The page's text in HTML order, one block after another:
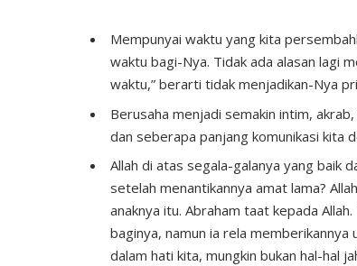
Mempunyai waktu yang kita
waktu bagi-Nya. Tidak ada alasan lagi
waktu,” berarti tidak menjadikan-Nya
Berusaha menjadi semakin intim,
dan seberapa panjang komunikasi kita
Allah di atas segala-galanya yang baik
setelah menantikannya amat lama?
anaknya itu. Abraham taat kepada
baginya, namun ia rela memberikannya
dalam hati kita, mungkin bukan hal-hal